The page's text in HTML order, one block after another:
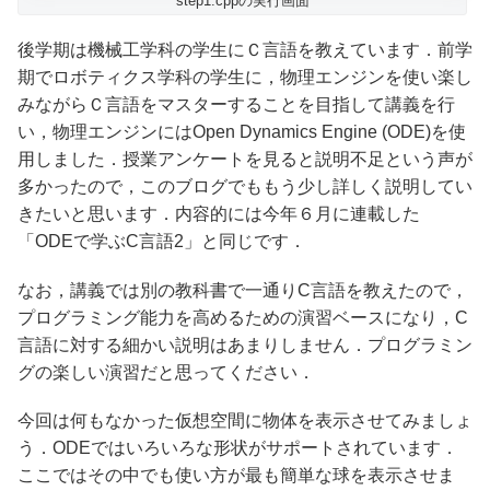
後学期は機械工学科の学生にＣ言語を教えています．前学
期でロボティクス学科の学生に，物理エンジンを使い楽し
みながらＣ言語をマスターすることを目指して講義を行
い，物理エンジンにはOpen Dynamics Engine (ODE)を使
用しました．授業アンケートを見ると説明不足という声が
多かったので，このブログでももう少し詳しく説明してい
きたいと思います．内容的には今年６月に連載した
「ODEで学ぶC言語2」と同じです．
なお，講義では別の教科書で一通りC言語を教えたので，
プログラミング能力を高めるための演習ベースになり，C
言語に対する細かい説明はあまりしません．プログラミン
グの楽しい演習だと思ってください．
今回は何もなかった仮想空間に物体を表示させてみましょ
う．ODEではいろいろな形状がサポートされています．
ここではその中でも使い方が最も簡単な球を表示させま